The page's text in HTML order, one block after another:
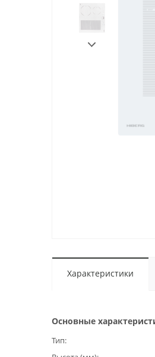
Характеристики
Основные
Тип